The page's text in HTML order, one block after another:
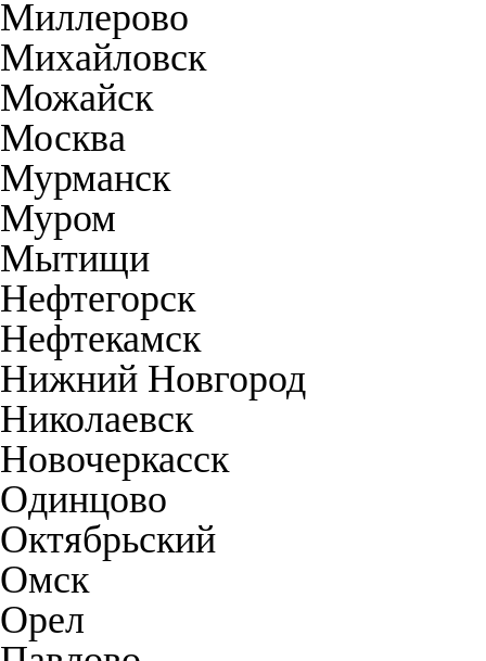
Миллерово
Михайловск
Можайск
Москва
Мурманск
Муром
Мытищи
Нефтегорск
Нефтекамск
Нижний Новгород
Николаевск
Новочеркасск
Одинцово
Октябрьский
Омск
Орел